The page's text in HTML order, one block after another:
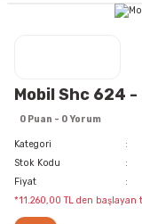
Mobil Shc 624 -
0 Puan - 0 Yorum
Kategori
Stok Kodu
Fiyat
*11.260,00 TL den başlayan